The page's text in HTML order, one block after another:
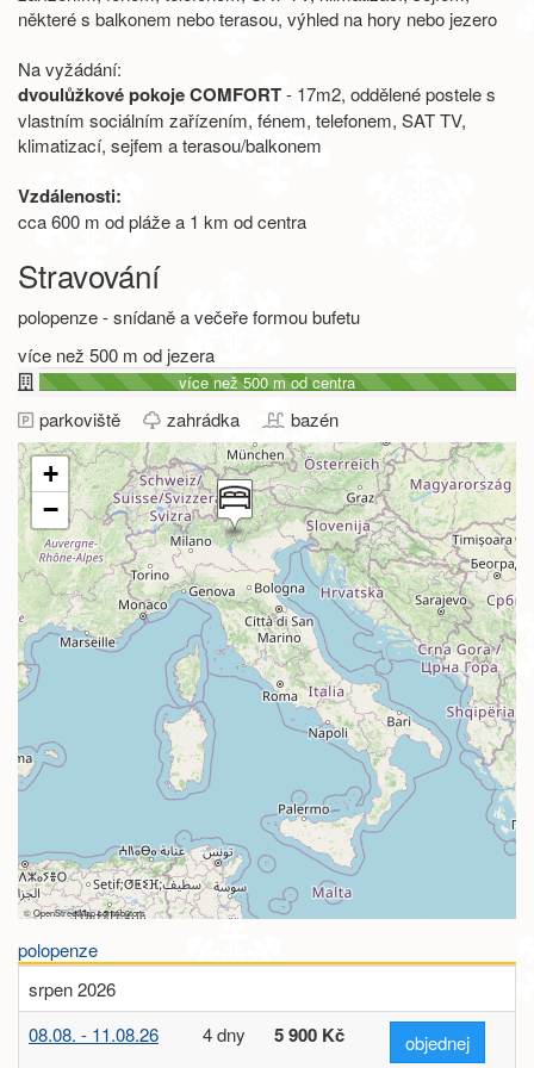
některé s balkonem nebo terasou, výhled na hory nebo jezero
Na vyžádání:
dvoulůžkové pokoje COMFORT- 17m2, oddělené postele s
vlastním sociálním zařízením, fénem, telefonem, SAT TV,
klimatizací, sejfem a terasou/balkonem
Vzdálenosti:
cca 600 m od pláže a 1 km od centra
Stravování
polopenze - snídaně a večeře formou bufetu
více než 500 m od jezera
více než 500 m od centra
parkoviště zahrádka bazén
+
−
©OpenStreetMapcontributors
polopenze
srpen 2026
08.08. - 11.08.26
4 dny 5 900 Kč objednej